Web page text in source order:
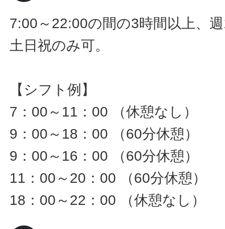
7:00～22:00の間の3時間以上、
土日祝のみ可。
【シフト例】
7：00～11：00 （休憩なし）
9：00～18：00 （60分休憩）
9：00～16：00 （60分休憩）
11：00～20：00 （60分休憩）
18：00～22：00 （休憩なし）